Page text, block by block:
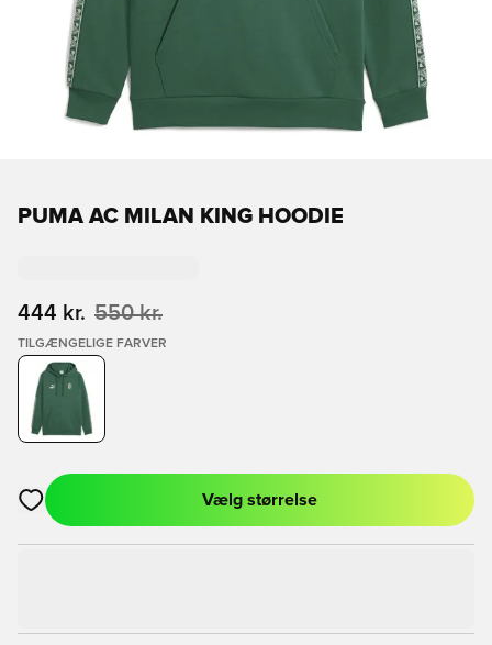
PUMA AC MILAN KING HOODIE
444 kr. 550 kr.
TILGÆNGELIGE FARVER
Åbner en Modal til at logge ind eller tilmelde dig som medlem
Vælg størrelse